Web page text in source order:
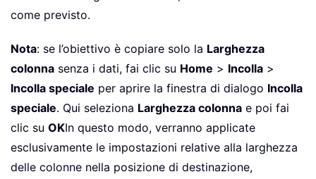
come previsto.
Nota: se l’obiettivo è copiare solo la Larghezza
colonna senza i dati, fai clic su Home > Incolla >
Incolla speciale per aprire la finestra di dialogo Incolla
speciale. Qui seleziona Larghezza colonna e poi fai
clic su OKIn questo modo, verranno applicate
esclusivamente le impostazioni relative alla larghezza
delle colonne nella posizione di destinazione,